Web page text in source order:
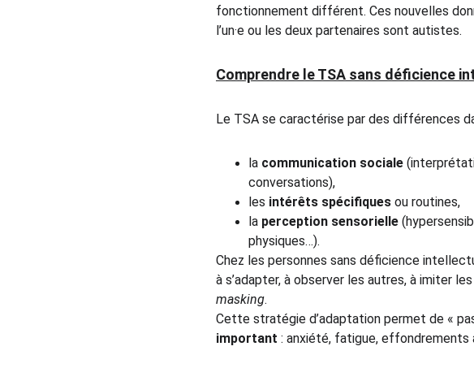
fonctionnement différent. Ces nouvelles
l’un·e ou les deux partenaires sont autistes.
Comprendre le TSA sans déficience
Le TSA se caractérise par des différences
la communication sociale
conversations),
les intérêts spécifiques ou routines,
la perception sensorielle
physiques…).
Chez les personnes sans déficience
à s’adapter, à observer les autres, à imiter
masking.
Cette stratégie d’adaptation permet de «
important : anxiété, fatigue, effondrements